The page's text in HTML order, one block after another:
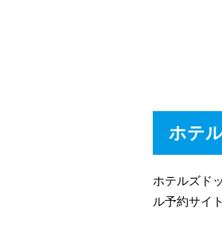
ホテ
ホテルズド
ル予約サイ